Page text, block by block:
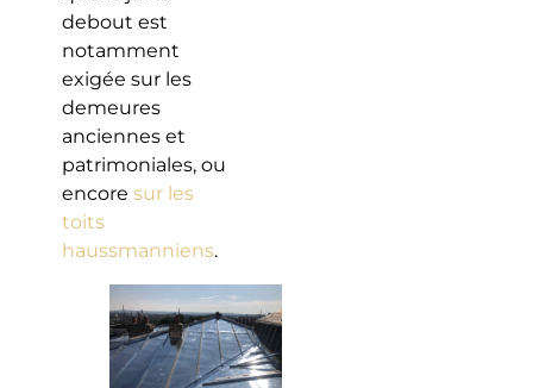
debout est
notamment
exigée sur les
demeures
anciennes et
patrimoniales, ou
encore sur les
toits
haussmanniens.